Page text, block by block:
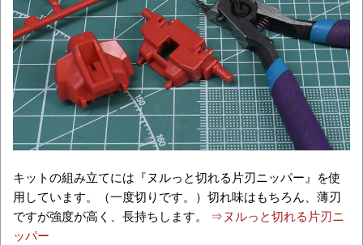
キットの組み立てには『ヌルっと切れる片刃ニッパー』を使
用しています。（一度切りです。）切れ味はもちろん、薄刃
ですが強度が高く、長持ちします。 ⇒ヌルっと切れる片刃ニ
ッパー